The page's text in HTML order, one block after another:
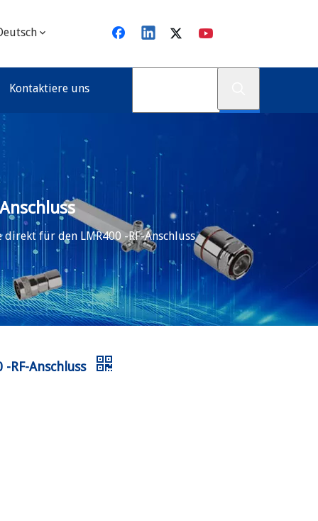
Kontaktiere uns
direkt für den LMR400 -RF-Anschluss
RF-Anschluss